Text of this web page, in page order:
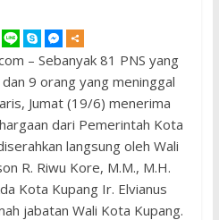
– Sebanyak 81 PNS yang
9 orang yang meninggal
Jumat (19/6) menerima
dari Pemerintah Kota
langsung oleh Wali
R. Riwu Kore, M.M., M.H.
Kota Kupang Ir. Elvianus
jabatan Wali Kota Kupang.